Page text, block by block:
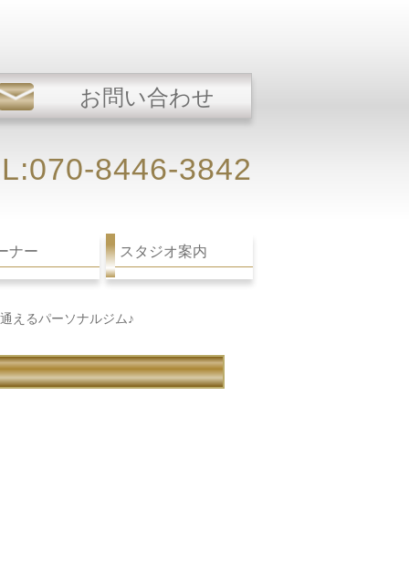
お問い合わせ
8446-3842
ナー スタジオ案内
えるパーソナルジム♪